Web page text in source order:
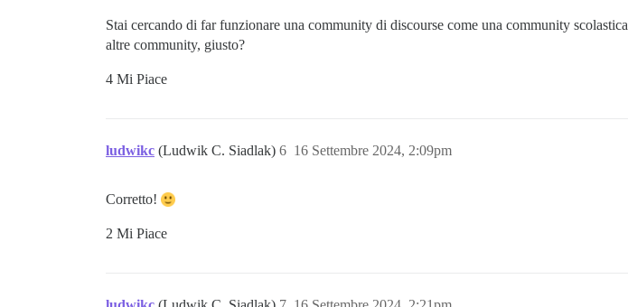
Stai cercando di far funzionare una community di discourse come una community
altre community, giusto?
4 Mi Piace
ludwikc (Ludwik C. Siadlak) 16 Settembre 2024, 2:09pm
6
Corretto!
2 Mi Piace